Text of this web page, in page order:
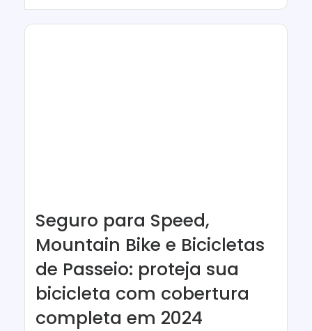
Seguro para Speed,
Mountain Bike e Bicicletas
de Passeio: proteja sua
bicicleta com cobertura
completa em 2024